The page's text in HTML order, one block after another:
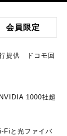
会員限定
提供 ドコモ回
1000社超
と光ファイバ